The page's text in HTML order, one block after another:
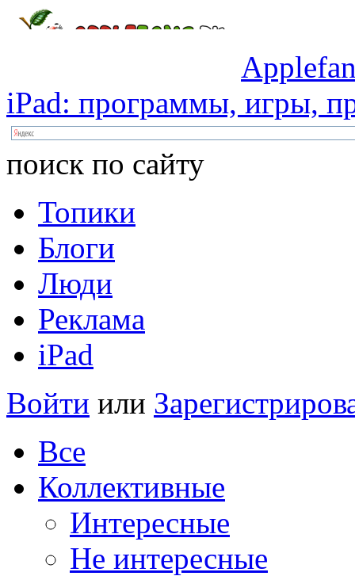
iPad: программы, игры,
поиск по сайту
Топики
Блоги
Люди
Реклама
iPad
Войти или
Все
Коллективные
Интересные
Не интересные